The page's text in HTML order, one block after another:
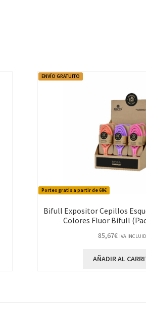
Portes gratis a partir de 69€
ENVÍO GRATUITO
Bifull Expositor Cepillos
Colores Fluor Bifull
85,67€ IVA
AÑADIR AL